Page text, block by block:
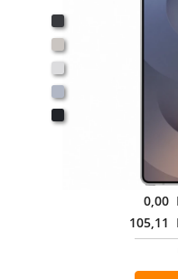
0,00
105,11